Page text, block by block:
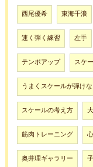
西尾優希 東海千浪
速く弾く練習 左手
テンポアップ スケ
うまくスケールが弾け
スケールの考え方
筋肉トレーニング
奥井理ギャラリー